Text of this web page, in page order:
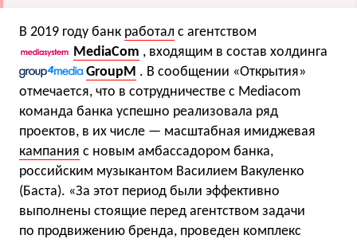
В 2019 году банк работал с агентством
MediaCom , входящим в состав холдинга
GroupM . В сообщении «Открытия»
отмечается, что в сотрудничестве с Mediacom
команда банка успешно реализовала ряд
проектов, в их числе — масштабная имиджевая
кампания с новым амбассадором банка,
российским музыкантом Василием Вакуленко
(Баста). «За этот период были эффективно
выполнены стоящие перед агентством задачи
по продвижению бренда, проведен комплекс